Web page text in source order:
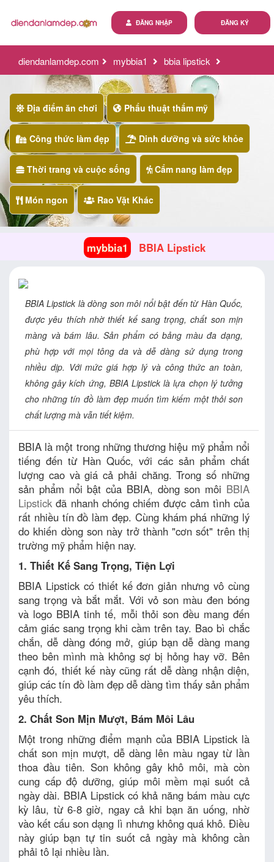
ĐĂNG KÝ
ĐĂNG NHẬP
diendanlamdep.com mybbia1 bbia lipstick
Địa điểm ăn chơi Phẩu thuật thẩm mỹ
Công thức làm đẹp Dinh dưỡng và sức khỏe
Thời trang và cuộc sống Cẩm nang làm đẹp
Món ngon Rao Vặt Khác
mybbia1 BBIA Lipstick
BBIA Lipstick là dòng son môi nổi bật đến từ Hàn Quốc,
được yêu thích nhờ thiết kế sang trọng, chất son mịn
màng và bám lâu. Sản phẩm có bảng màu đa dạng,
phù hợp với mọi tông da và dễ dàng sử dụng trong
nhiều dịp. Với mức giá hợp lý và công thức an toàn,
không gây kích ứng, BBIA Lipstick là lựa chọn lý tưởng
cho những tín đồ làm đẹp muốn tìm kiếm một thỏi son
chất lượng mà vẫn tiết kiệm.
BBIA là một trong những thương hiệu mỹ phẩm nổi
tiếng đến từ Hàn Quốc, với các sản phẩm chất
lượng cao và giá cả phải chăng. Trong số những
sản phẩm nổi bật của BBIA, dòng son môi BBIA
Lipstickđã nhanh chóng chiếm được cảm tình của
rất nhiều tín đồ làm đẹp. Cùng khám phá những lý
do khiến dòng son này trở thành "cơn sốt" trên thị
trường mỹ phẩm hiện nay.
1. Thiết Kế Sang Trọng, Tiện Lợi
BBIA Lipstick có thiết kế đơn giản nhưng vô cùng
sang trọng và bắt mắt. Với vỏ son màu đen bóng
và logo BBIA tinh tế, mỗi thỏi son đều mang đến
cảm giác sang trọng khi cầm trên tay. Bao bì chắc
chắn, dễ dàng đóng mở, giúp bạn dễ dàng mang
theo bên mình mà không sợ bị hỏng hay vỡ. Bên
cạnh đó, thiết kế này cũng rất dễ dàng nhận diện,
giúp các tín đồ làm đẹp dễ dàng tìm thấy sản phẩm
yêu thích.
2. Chất Son Mịn Mượt, Bám Môi Lâu
Một trong những điểm mạnh của BBIA Lipstick là
chất son mịn mượt, dễ dàng lên màu ngay từ lần
thoa đầu tiên. Son không gây khô môi, mà còn
cung cấp độ dưỡng, giúp môi mềm mại suốt cả
ngày dài. BBIA Lipstick có khả năng bám màu cực
kỳ lâu, từ 6-8 giờ, ngay cả khi bạn ăn uống, nhờ
vào kết cấu son dạng lì nhưng không quá khô. Điều
này giúp bạn tự tin suốt cả ngày mà không cần
phải tô lại nhiều lần.